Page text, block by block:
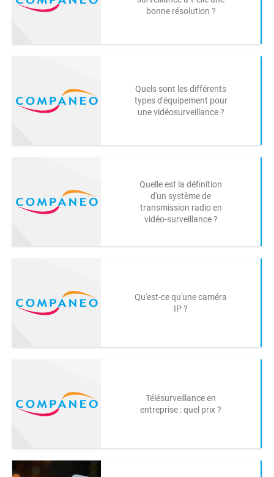
bonne résolution ?
Quels sont les différents
types d'équipement pour
une vidéosurveillance ?
Quelle est la définition
d'un système de
transmission radio en
vidéo-surveillance ?
Qu'est-ce qu'une caméra
IP ?
Télésurveillance en
entreprise : quel prix ?